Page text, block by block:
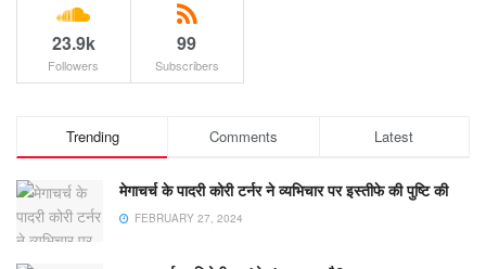
23.9k
Followers
99
Subscribers
Trending Comments Latest
मेगाचर्च के पादरी कोरी टर्नर ने व्यभिचार पर इस्तीफे की पुष्टि की
FEBRUARY 27, 2024